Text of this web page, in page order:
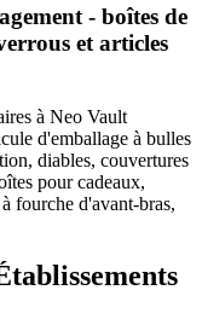
- boîtes de
et articles
à Neo Vault
d'emballage à bulles
diables, couvertures
pour cadeaux,
fourche d'avant-bras,